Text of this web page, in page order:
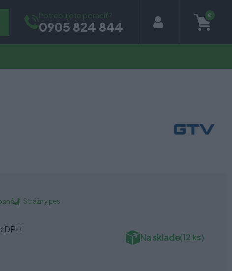
Potrebujete poradiť?
0905 824 844
0
Strážny pes
s DPH
Na sklade(12 ks)